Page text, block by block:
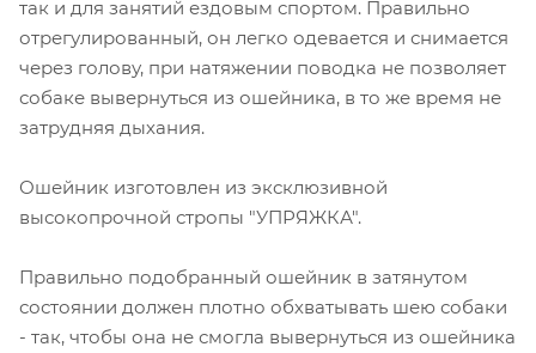
так и для занятий ездовым спортом. Правильно
отрегулированный, он легко одевается и снимается
через голову, при натяжении поводка не позволяет
собаке вывернуться из ошейника, в то же время не
затрудняя дыхания.
Ошейник изготовлен из эксклюзивной
высокопрочной стропы "УПРЯЖКА".
Правильно подобранный ошейник в затянутом
состоянии должен плотно обхватывать шею собаки
- так, чтобы она не смогла вывернуться из ошейника